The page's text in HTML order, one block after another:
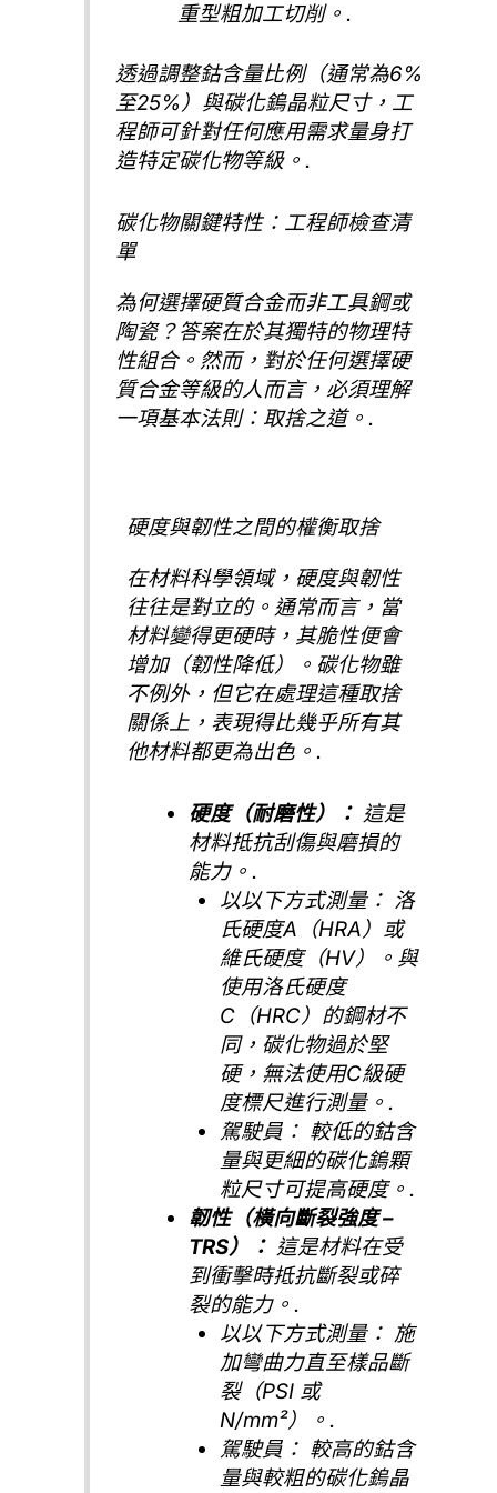
重型粗加工切削。.
透過調整鈷含量比例（通常為6%
至25%）與碳化鎢晶粒尺寸，工
程師可針對任何應用需求量身打
造特定碳化物等級。.
碳化物關鍵特性：工程師檢查清
單
為何選擇硬質合金而非工具鋼或
陶瓷？答案在於其獨特的物理特
性組合。然而，對於任何選擇硬
質合金等級的人而言，必須理解
一項基本法則：取捨之道。.
硬度與韌性之間的權衡取捨
在材料科學領域，硬度與韌性
往往是對立的。通常而言，當
材料變得更硬時，其脆性便會
增加（韌性降低）。碳化物雖
不例外，但它在處理這種取捨
關係上，表現得比幾乎所有其
他材料都更為出色。.
硬度（耐磨性）： 這是
材料抵抗刮傷與磨損的
能力。.
以以下方式測量： 洛
氏硬度A（HRA）或
維氏硬度（HV）。與
使用洛氏硬度
C（HRC）的鋼材不
同，碳化物過於堅
硬，無法使用C級硬
度標尺進行測量。.
駕駛員： 較低的鈷含
量與更細的碳化鎢顆
粒尺寸可提高硬度。.
韌性（橫向斷裂強度 –
TRS）： 這是材料在受
到衝擊時抵抗斷裂或碎
裂的能力。.
以以下方式測量： 施
加彎曲力直至樣品斷
裂（PSI 或
N/mm²）。.
駕駛員： 較高的鈷含
量與較粗的碳化鎢晶